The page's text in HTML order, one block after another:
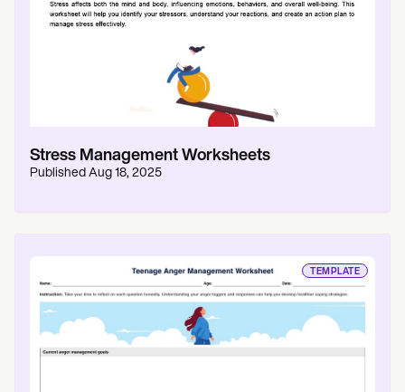
Stress Management Worksheets
Published Aug 18, 2025
TEMPLATE